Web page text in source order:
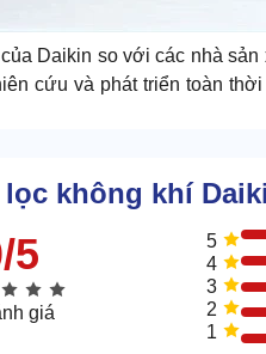
Daikin so với các nhà
cứu và phát triển toàn
hòa carbon vào năm 2050
so với thế hệ trước.
hơn đáng kể so với nhiều đối
không khí
5
giá
5
4
3
2
1